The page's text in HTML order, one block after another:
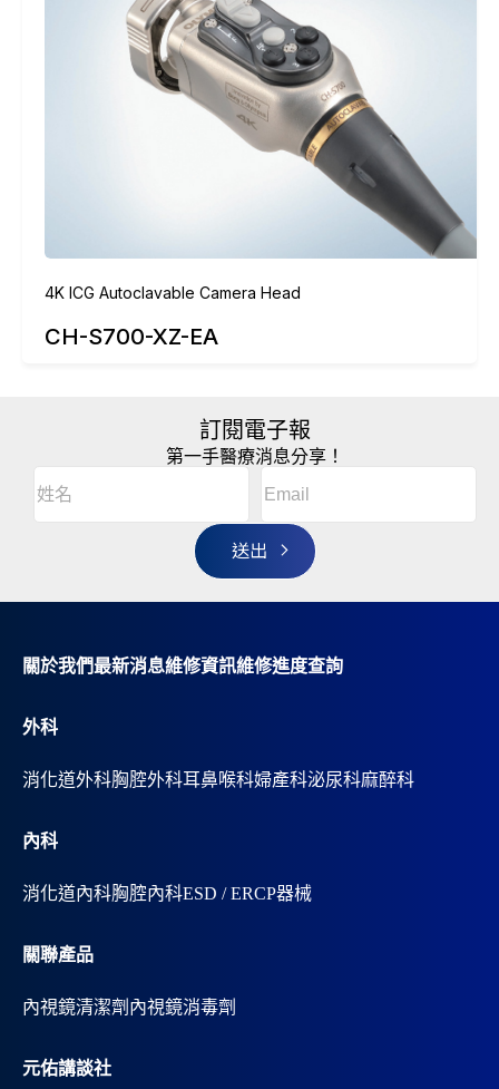
4K ICG Autoclavable Camera Head
CH-S700-XZ-EA
訂閱電子報
第一手醫療消息分享！
名
(Required)
r
n
v
e
關於我們最新消息維修資訊維修進度查詢
外科
消化道外科胸腔外科耳鼻喉科婦產科泌尿科麻醉科
內科
消化道內科胸腔內科ESD / ERCP器械
關聯產品
內視鏡清潔劑 內視鏡消毒劑
元佑講談社